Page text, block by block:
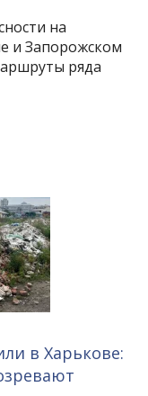
на
и Запорожском
ряда
в Харькове: